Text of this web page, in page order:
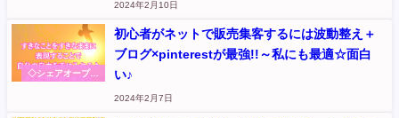
2024年2月10日
◇シェアオープン
初心者がネットで販売集客するには波動整え＋
ブログ×pinterestが最強!!～私にも最適☆面白
い♪
2024年2月7日